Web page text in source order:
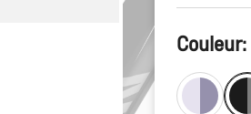
Configuration
du
produit
Couleur: